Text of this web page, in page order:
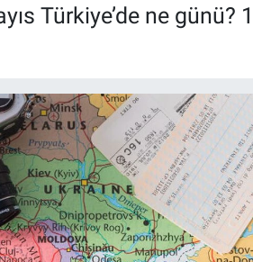
Türkiye’de ne günü?